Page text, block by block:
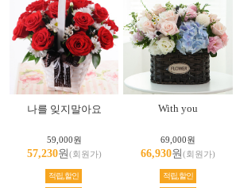
나를 잊지말아요
59,000원
57,230원(회원가)
적립,할인
With you
69,000원
66,930원(회원가)
적립,할인